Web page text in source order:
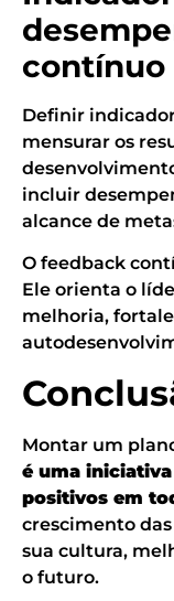
contínuo
Definir
mensurar os
incluir
alcance de
O feedback
Ele orienta o
melhoria,
Montar um
é uma
positivos em
crescimento
sua cultura,
o futuro.